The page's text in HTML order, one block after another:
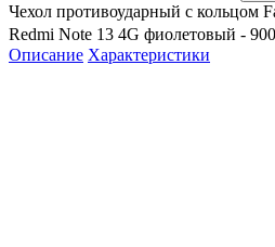
Чехол противоударный с кольцом
Redmi Note 13 4G фиолетовый -
Описание Характеристики